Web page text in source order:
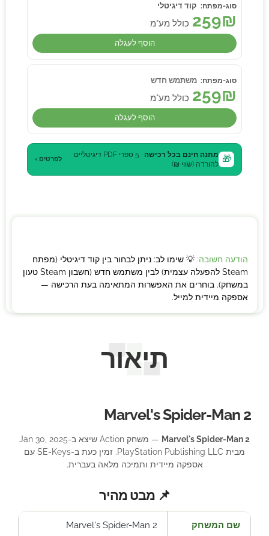
קוד דיגיטלי
259₪ כולל מע"מ
הוסף לעגלה
משתמש חדש
259₪ כולל מע"מ
הוסף לעגלה
🎁 מתנה חינם בכל רכישה
· 5 ספרי PDF דיגיטליים
להורדה (שווי ₪)
לפרטים ›
הודעה חשובה: 💡 שימו לב: ניתן לבחור בין קוד דיגיטלי (מפתח
Steam להפעלה עצמית) לבין משתמש חדש (חשבון Steam טעון
במשחק). בוחרים את האפשרות המתאימה בעת הרכישה —
אספקה מיידית למייל.
תיאור
Marvel's Spider-Man 2
Marvel's Spider-Man 2
— משחק Action שיצא ב-Jan 30, 2025
מבית PlayStation Publishing LLC. זמין כעת ב-SE-Keys עם
אספקה מיידית ותמיכה מלאה בעברית.
📌 מבט מהיר
שם המשחק Marvel's Spider-Man 2